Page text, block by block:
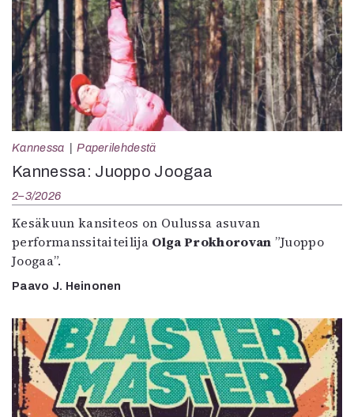
Kannessa Paperilehdestä
Kannessa: Juoppo Joogaa
2–3/2026
Kesäkuun kansiteos on Oulussa asuvan
performanssitaiteilija Olga Prokhorovan ”Juoppo
Joogaa”.
Paavo J. Heinonen